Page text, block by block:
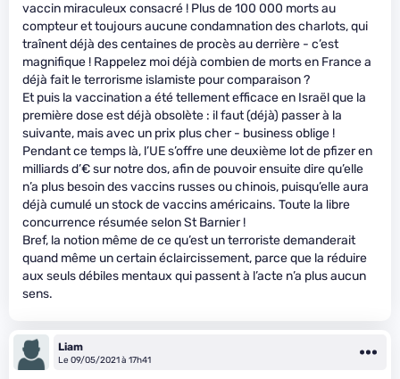
vaccin miraculeux consacré ! Plus de 100 000 morts au
compteur et toujours aucune condamnation des charlots, qui
traînent déjà des centaines de procès au derrière - c’est
magnifique ! Rappelez moi déjà combien de morts en France a
déjà fait le terrorisme islamiste pour comparaison ?
Et puis la vaccination a été tellement efficace en Israël que la
première dose est déjà obsolète : il faut (déjà) passer à la
suivante, mais avec un prix plus cher - business oblige !
Pendant ce temps là, l’UE s’offre une deuxième lot de pfizer en
milliards d’€ sur notre dos, afin de pouvoir ensuite dire qu’elle
n’a plus besoin des vaccins russes ou chinois, puisqu’elle aura
déjà cumulé un stock de vaccins américains. Toute la libre
concurrence résumée selon St Barnier !
Bref, la notion même de ce qu’est un terroriste demanderait
quand même un certain éclaircissement, parce que la réduire
aux seuls débiles mentaux qui passent à l’acte n’a plus aucun
sens.
Liam
Le 09/05/2021 à 17h41